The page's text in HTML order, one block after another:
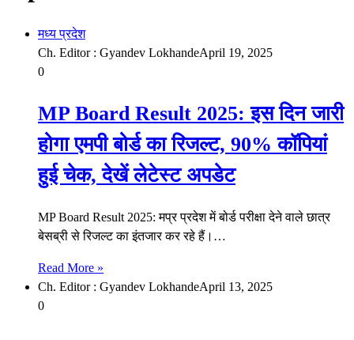
मध्य प्रदेश
Ch. Editor : Gyandev LokhandeApril 19, 2025
0
MP Board Result 2025: इस दिन जारी
होगा एमपी बोर्ड का रिजल्ट, 90% कॉपियां
हुई चेक, देखें लेटेस्ट अपडेट
MP Board Result 2025: मप्र प्रदेश में बोर्ड परीक्षा देने वाले छात्र
बेसब्री से रिजल्ट का इंतजार कर रहे हैं।…
Read More »
Ch. Editor : Gyandev LokhandeApril 13, 2025
0